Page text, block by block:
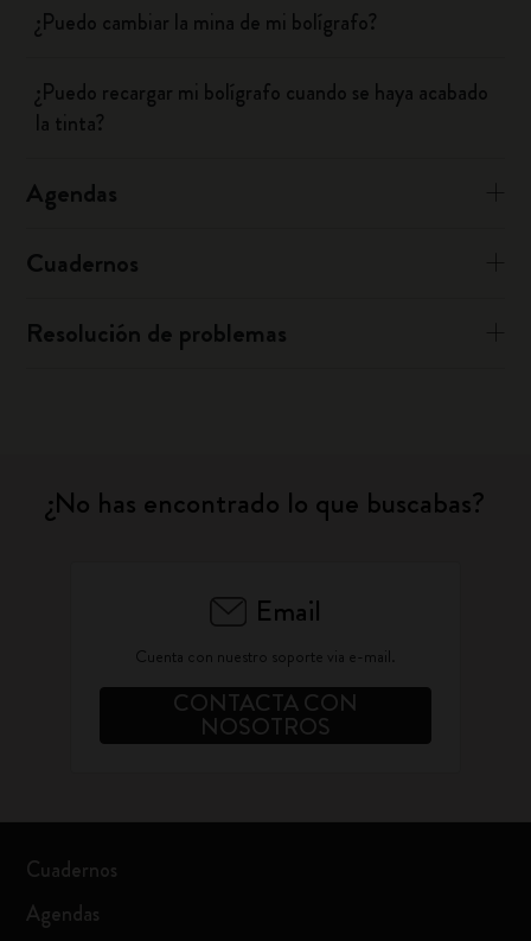
¿Puedo cambiar la mina de mi bolígrafo?
¿Puedo recargar mi bolígrafo cuando se haya acabado
la tinta?
Agendas
Cuadernos
Resolución de problemas
¿No has encontrado lo que buscabas?
Email
Cuenta con nuestro soporte via e-mail.
CONTACTA CON
NOSOTROS
Cuadernos
Agendas